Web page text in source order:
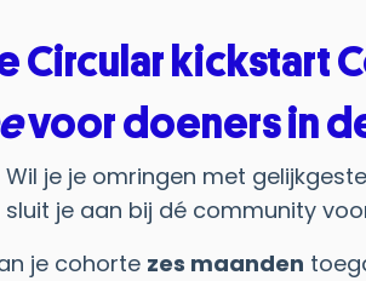
Circular kickstart
voor doeners in
je je omringen met
sluit je aan bij dé community
je cohorte zes maanden